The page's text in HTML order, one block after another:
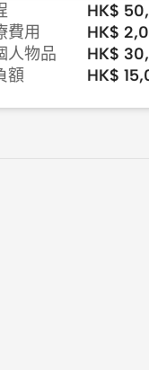
HK$
費用
HK$
人物品
HK$
額
HK$